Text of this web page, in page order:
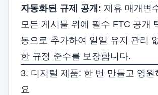
자동화된 규제 공개: 제휴 매개변
모든 게시물 위에 필수 FTC 공개
동으로 추가하여 일일 유지 관리
한 규정 준수를 보장합니다.
3. 디지털 제품: 한 번 만들고 영원
요